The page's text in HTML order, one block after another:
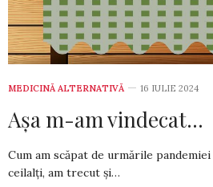
MEDICINĂ ALTERNATIVĂ 16 IULIE 2024
Așa m-am vindecat…
Cum am scăpat de urmările
ceilalți, am trecut și…